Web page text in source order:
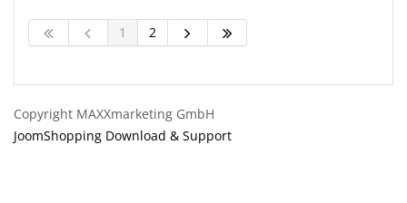
1 2
Copyright MAXXmarketing GmbH
JoomShopping Download & Support